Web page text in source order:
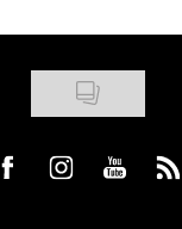
Visit us on Facebook
Visit us onVisit us on